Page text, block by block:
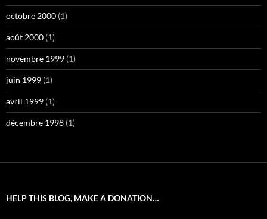
octobre 2000 (1)
août 2000 (1)
novembre 1999 (1)
juin 1999 (1)
avril 1999 (1)
décembre 1998 (1)
HELP THIS BLOG, MAKE A DONATION…